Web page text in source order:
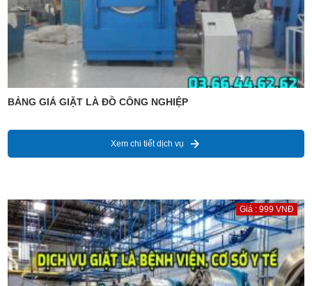
BẢNG GIÁ GIẶT LÀ ĐỒ CÔNG NGHIỆP
Xem chi tiết dịch vụ
Giá : 999 VNĐ